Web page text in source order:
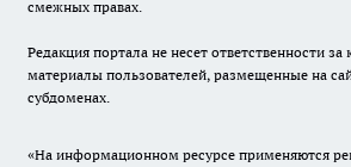
смежных правах.
Редакция портала не несет ответственности
материалы пользователей, размещенные на
субдоменах.
«На информационном ресурсе применяются